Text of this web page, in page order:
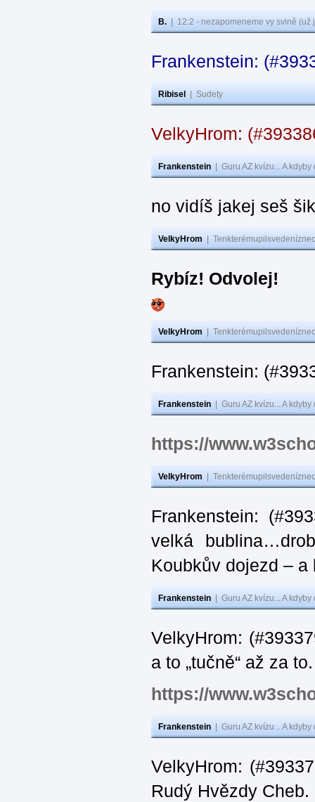
B. 12:2 - nezapomeneme vy svině
Frankenstein:
Ribisel Sudety
VelkyHrom:
Frankenstein Guru AZ kvízu... A
no vidíš jakej seš
VelkyHrom
Rybíz! Odvolej!
VelkyHrom
Frankenstein:
Frankenstein Guru AZ kvízu... A
https://
VelkyHrom
Frankenstein:
velká
Koubkův dojezd –
Frankenstein Guru AZ kvízu... A
VelkyHrom:
a to „tučně“ až za
https://
Frankenstein Guru AZ kvízu... A
VelkyHrom:
Rudý Hvězdy Cheb.